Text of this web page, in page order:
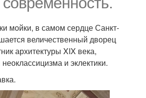
мойки, в самом сердце Санкт-
величественный дворец
архитектуры XIX века,
и эклектики.